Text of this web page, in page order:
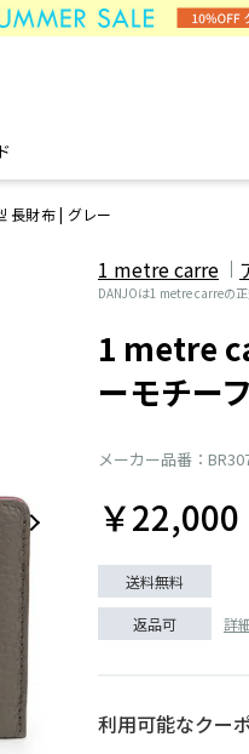
長財布 | グレー
1 metre carre
DANJOは1 metre carreの
1 metre
ーモチー
メーカー品番：
￥22,000
送料無料
返品可 詳
利用可能なクー